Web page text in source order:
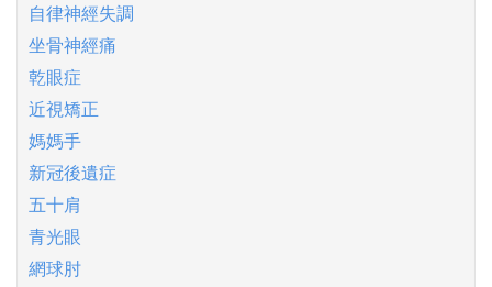
自律神經失調
坐骨神經痛
乾眼症
近視矯正
媽媽手
新冠後遺症
五十肩
青光眼
網球肘